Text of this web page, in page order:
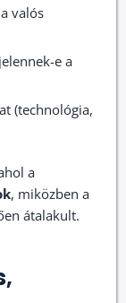
valós
e a
(technológia,
a
, miközben a
átalakult.